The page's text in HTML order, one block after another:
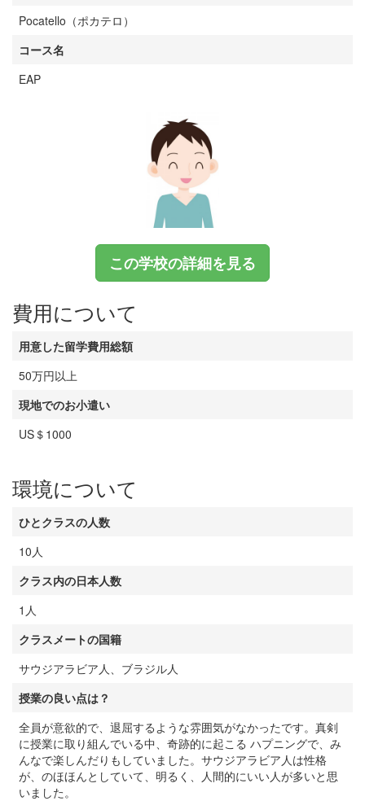
Pocatello（ポカテロ）
コース名
EAP
この学校の詳細を見る
費用について
用意した留学費用総額
50万円以上
現地でのお小遣い
US＄1000
環境について
ひとクラスの人数
10人
クラス内の日本人数
1人
クラスメートの国籍
サウジアラビア人、ブラジル人
授業の良い点は？
全員が意欲的で、退屈するような雰囲気がなかったです。真剣
に授業に取り組んでいる中、奇跡的に起こる ハプニングで、み
んなで楽しんだりもしていました。サウジアラビア人は性格
が、のほほんとしていて、明るく、人間的にいい人が多いと思
いました。